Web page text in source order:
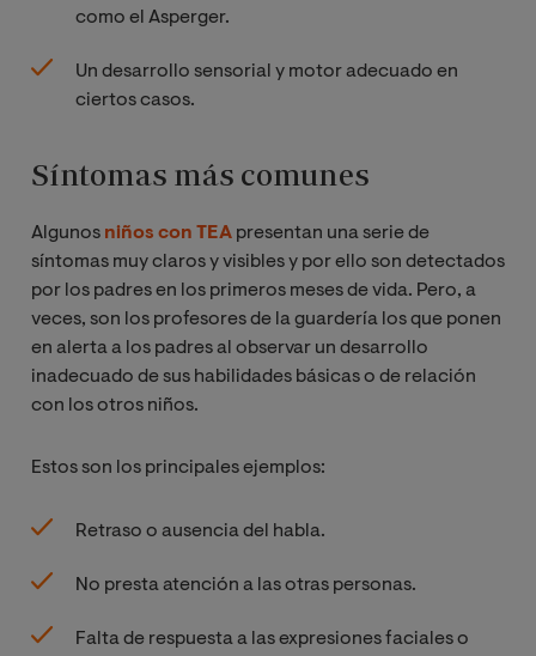
como el Asperger.
Un desarrollo sensorial y motor adecuado en
ciertos casos.
Síntomas más comunes
Algunos niños con TEA presentan una serie de
síntomas muy claros y visibles y por ello son detectados
por los padres en los primeros meses de vida. Pero, a
veces, son los profesores de la guardería los que ponen
en alerta a los padres al observar un desarrollo
inadecuado de sus habilidades básicas o de relación
con los otros niños.
Estos son los principales ejemplos:
Retraso o ausencia del habla.
No presta atención a las otras personas.
Falta de respuesta a las expresiones faciales o